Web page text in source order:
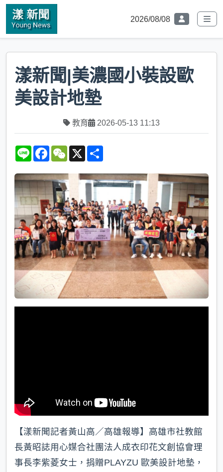
2026/08/08
漾新聞|美濃國小裝設歐
美設計地墊
教育 2026-05-13 11:13
L
e
F
e
b
o
o
k
W
h
a
t
X
r
e
【漾新聞記者黃山高／高雄報導】高雄市社教館
長黃昭誌用心媒合社團法人成衣印花文創協會理
事長李紫菱女士，捐贈PLAYZU 歐美設計地墊，